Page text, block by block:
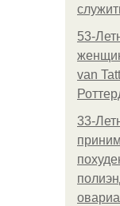
53-
van
33-